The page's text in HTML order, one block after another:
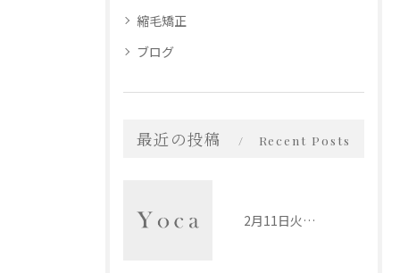
縮毛矯正
ブログ
最近の投稿 Recent Posts
2月11日火曜日は営業致します！